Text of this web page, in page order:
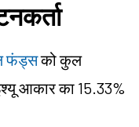
फंड्सको कुल
आकार का 15.33%